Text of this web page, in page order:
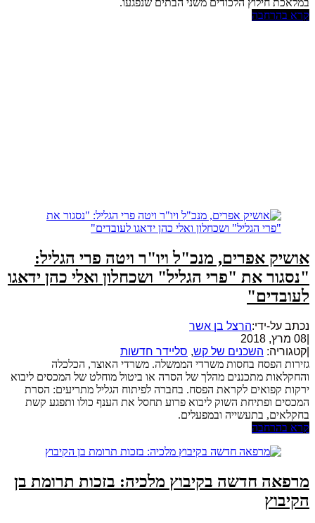
במלאכת חילוץ הלכודים משני הבתים שנפגעו.
קרא בהרחבה
אושיק אפרים, מנכ"ל ויו"ר ויטה פרי הגליל:
"נסגור את "פרי הגליל" ושכחלון ואלי כהן ידאגו
לעובדים"
נכתב על-ידי:הרצל בן אשר
08 מרץ, 2018
קטגוריה: השכנים של קש, סליידר חדשות
גזירות הפסח בחסות משרדי הממשלה. משרדי האוצר, הכלכלה
והחקלאות מתכננים מהלך של הסרה או ביטול מוחלט של המכסים ליבוא
ירקות קפואים לקראת הפסח. בחברה לפיתוח הגליל מתריעים: הסרת
המכסים ופתיחת השוק ליבוא פרוע תחסל את הענף כולו ותפגע קשת
בחקלאים, בתעשייה ובמפעלים.
קרא בהרחבה
מרפאה חדשה בקיבוץ מלכיה: בזכות תרומת בן
הקיבוץ